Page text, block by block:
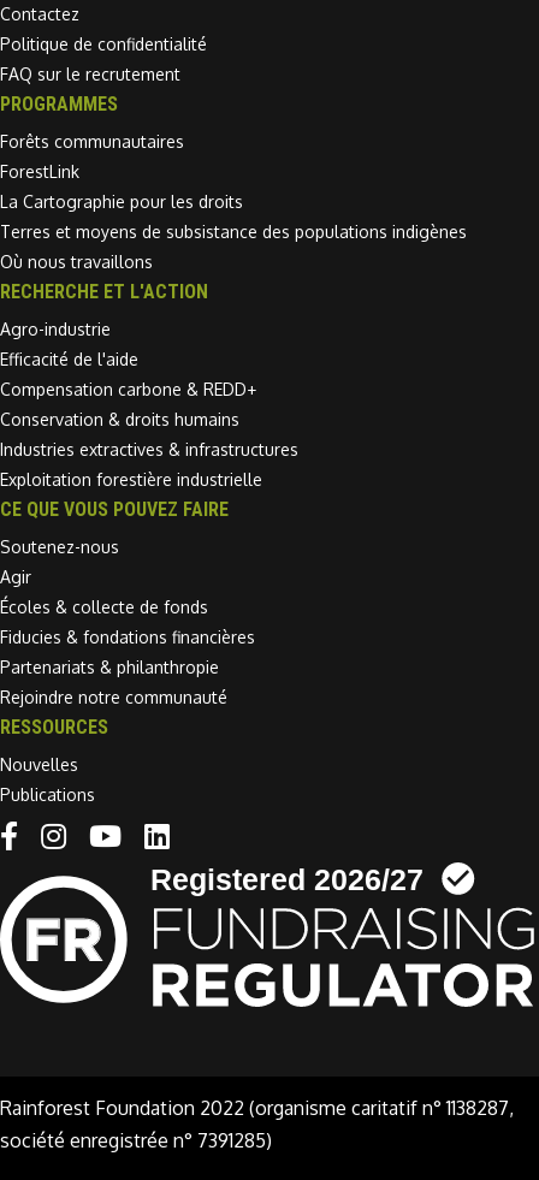
Contactez
Politique de confidentialité
FAQ sur le recrutement
PROGRAMMES
Forêts communautaires
ForestLink
La Cartographie pour les droits
Terres et moyens de subsistance des populations indigènes
Où nous travaillons
RECHERCHE ET L'ACTION
Agro-industrie
Efficacité de l'aide
Compensation carbone & REDD+
Conservation & droits humains
Industries extractives & infrastructures
Exploitation forestière industrielle
CE QUE VOUS POUVEZ FAIRE
Soutenez-nous
Agir
Écoles & collecte de fonds
Fiducies & fondations financières
Partenariats & philanthropie
Rejoindre notre communauté
RESSOURCES
Nouvelles
Publications
Linkedin link
Rainforest Foundation 2022 (organisme caritatif n° 1138287,
société enregistrée n° 7391285)